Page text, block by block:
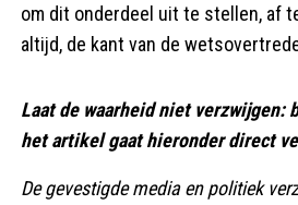
om dit onderdeel uit te stellen, af
altijd, de kant van de
Laat de waarheid niet verzwijgen:
het artikel gaat hieronder direct
De gevestigde media en politiek